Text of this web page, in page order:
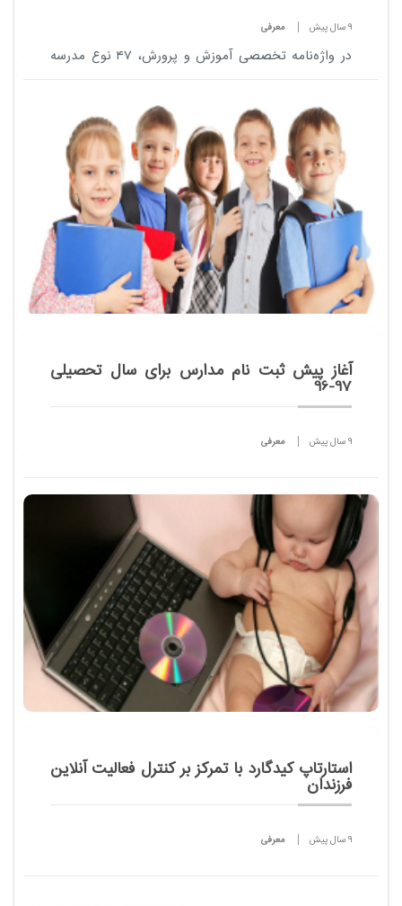
9 سال پیش معرفی
در واژه‌نامه تخصصی آموزش و پرورش، ۴۷ نوع مدرسه
تعریف شده است.
آغاز پیش ثبت نام مدارس برای سال تحصیلی
97-96
9 سال پیش معرفی
مدارس سازوکار پیش ثبت نام از دانش آموزان را در
واحدهای خود آغ...
استارتاپ کیدگارد با تمرکز بر کنترل فعالیت‌ آنلاین
فرزندان
9 سال پیش معرفی